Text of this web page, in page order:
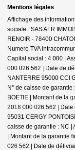
Mentions légales
Affichage des
sociale : SAS AFR
RENOIR - 78400
Numero TVA
Capital social : 4 000 |
000 026 562 | Date de
NANTERRE 95000 CCI
N° de caisse de
BOETIE | Montant de la
2018 000 026 562 |
95031 CERGY
caisse de garantie : NC |
| Montant de la garantie
026 562 | Date de